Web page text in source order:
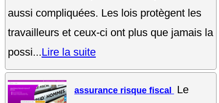
aussi compliquées. Les lois protègent les
travailleurs et ceux-ci ont plus que jamais la
possi...Lire la suite
assurance risque fiscal
Le